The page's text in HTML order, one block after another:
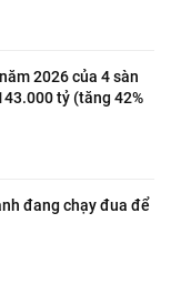
2026 của 4 sàn
tỷ (tăng 42%
đang chạy đua để